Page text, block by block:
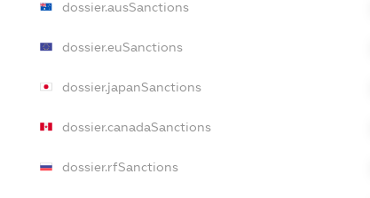
dossier.ausSanctions
dossier.euSanctions
dossier.japanSanctions
dossier.canadaSanctions
dossier.rfSanctions